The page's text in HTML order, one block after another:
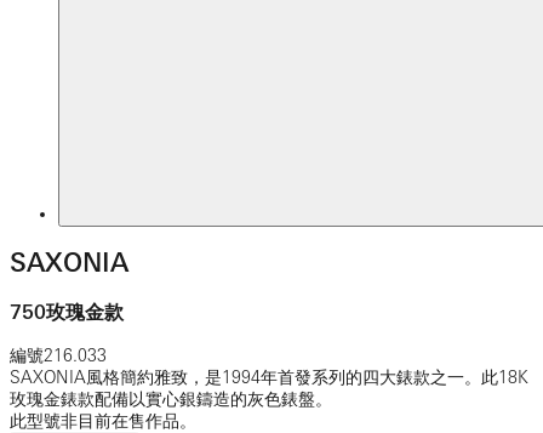
SAXONIA
750玫瑰金款
編號216.033
SAXONIA風格簡約雅致，是1994年首發系列的四大錶款之一。此18K
玫瑰金錶款配備以實心銀鑄造的灰色錶盤。
此型號非目前在售作品。